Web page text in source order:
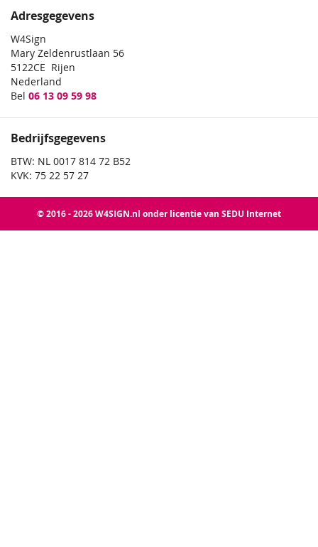
Adresgegevens
W4Sign
Mary Zeldenrustlaan 56
5122CE Rijen
Nederland
Bel 06 13 09 59 98
Bedrijfsgegevens
BTW: NL 0017 814 72 B52
KVK: 75 22 57 27
© 2016 - 2026 W4SIGN.nl onder licentie van SEDU Internet